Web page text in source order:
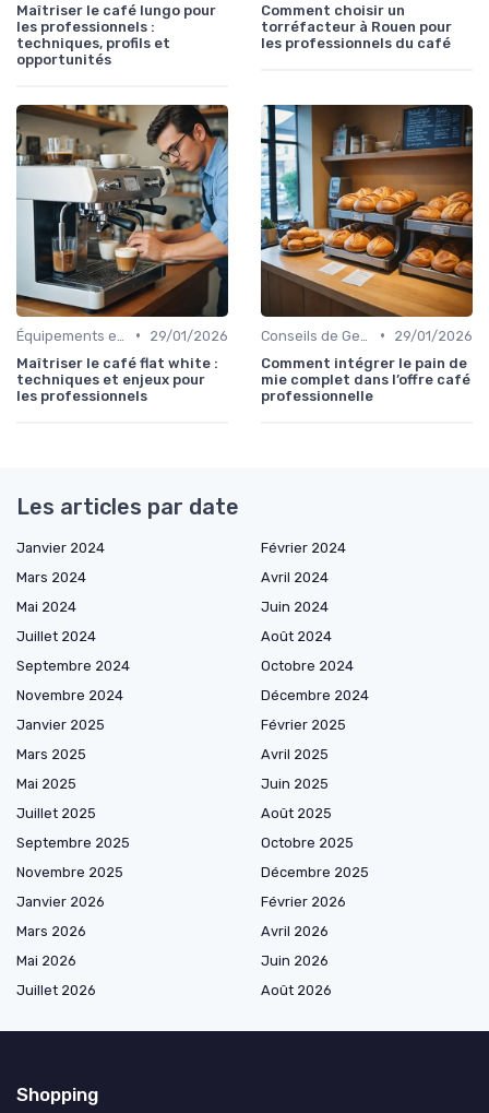
Maîtriser le café lungo pour
les professionnels :
techniques, profils et
opportunités
Comment choisir un
torréfacteur à Rouen pour
les professionnels du café
•
29/01/2026
Maîtriser le café flat white :
techniques et enjeux pour
les professionnels
•
29/01/2026
Comment intégrer le pain de
mie complet dans l’offre café
professionnelle
Les articles par date
Janvier 2024
Février 2024
Mars 2024
Avril 2024
Mai 2024
Juin 2024
Juillet 2024
Août 2024
Septembre 2024
Octobre 2024
Novembre 2024
Décembre 2024
Janvier 2025
Février 2025
Mars 2025
Avril 2025
Mai 2025
Juin 2025
Juillet 2025
Août 2025
Septembre 2025
Octobre 2025
Novembre 2025
Décembre 2025
Janvier 2026
Février 2026
Mars 2026
Avril 2026
Mai 2026
Juin 2026
Juillet 2026
Août 2026
Shopping